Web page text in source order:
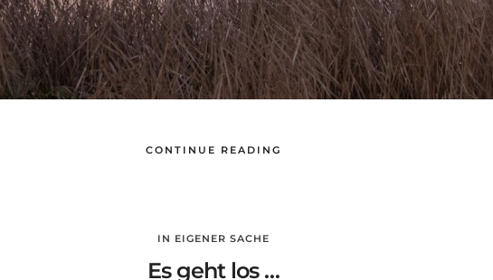
CONTINUE READING
IN EIGENER SACHE
Es geht los …